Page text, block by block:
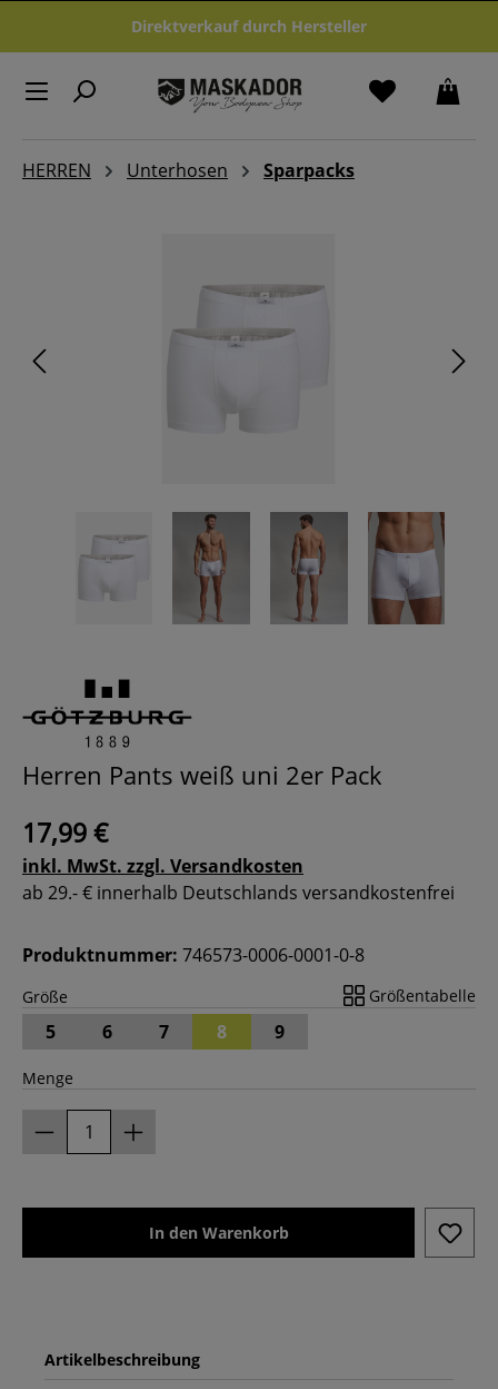
Zum Hauptinhalt springenDirektverkauf durch Hersteller
HERREN Unterhosen Sparpacks
Herren Pants weiß uni 2er Pack
17,99 €
inkl. MwSt. zzgl. Versandkosten
ab 29.- € innerhalb Deutschlands versandkostenfrei
Produktnummer: 746573-0006-0001-0-8
Größe Größentabelle
5 6 7 8 9
Menge
In den Warenkorb
Artikelbeschreibung